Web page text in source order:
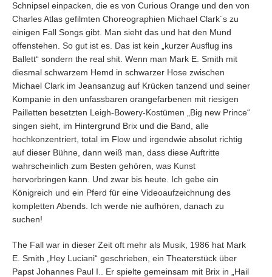
Schnipsel einpacken, die es von Curious Orange und den von
Charles Atlas gefilmten Choreographien Michael Clark´s zu
einigen Fall Songs gibt. Man sieht das und hat den Mund
offenstehen. So gut ist es. Das ist kein „kurzer Ausflug ins
Ballett“ sondern the real shit. Wenn man Mark E. Smith mit
diesmal schwarzem Hemd in schwarzer Hose zwischen
Michael Clark im Jeansanzug auf Krücken tanzend und seiner
Kompanie in den unfassbaren orangefarbenen mit riesigen
Pailletten besetzten Leigh-Bowery-Kostümen „Big new Prince“
singen sieht, im Hintergrund Brix und die Band, alle
hochkonzentriert, total im Flow und irgendwie absolut richtig
auf dieser Bühne, dann weiß man, dass diese Auftritte
wahrscheinlich zum Besten gehören, was Kunst
hervorbringen kann. Und zwar bis heute. Ich gebe ein
Königreich und ein Pferd für eine Videoaufzeichnung des
kompletten Abends. Ich werde nie aufhören, danach zu
suchen!
The Fall war in dieser Zeit oft mehr als Musik, 1986 hat Mark
E. Smith „Hey Luciani“ geschrieben, ein Theaterstück über
Papst Johannes Paul I.. Er spielte gemeinsam mit Brix in „Hail